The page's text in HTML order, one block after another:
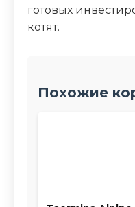
готовых
котят.
Похожие